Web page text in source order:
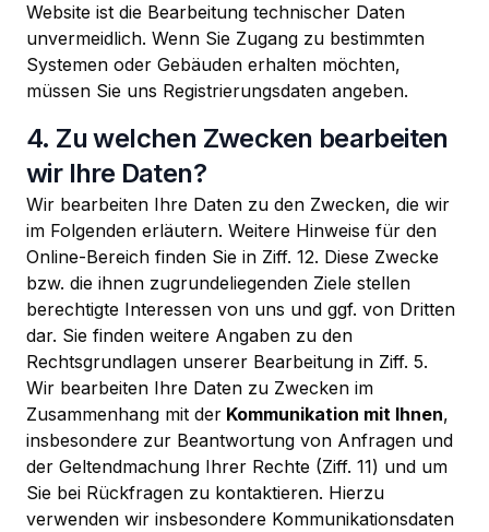
Website ist die Bearbeitung technischer Daten
unvermeidlich. Wenn Sie Zugang zu bestimmten
Systemen oder Gebäuden erhalten möchten,
müssen Sie uns Registrierungsdaten angeben.
4. Zu welchen Zwecken bearbeiten
wir Ihre Daten?
Wir bearbeiten Ihre Daten zu den Zwecken, die wir
im Folgenden erläutern. Weitere Hinweise für den
Online-Bereich finden Sie in Ziff. 12. Diese Zwecke
bzw. die ihnen zugrundeliegenden Ziele stellen
berechtigte Interessen von uns und ggf. von Dritten
dar. Sie finden weitere Angaben zu den
Rechtsgrundlagen unserer Bearbeitung in Ziff. 5.
Wir bearbeiten Ihre Daten zu Zwecken im
Zusammenhang mit der Kommunikation mit Ihnen,
insbesondere zur Beantwortung von Anfragen und
der Geltendmachung Ihrer Rechte (Ziff. 11) und um
Sie bei Rückfragen zu kontaktieren. Hierzu
verwenden wir insbesondere Kommunikationsdaten